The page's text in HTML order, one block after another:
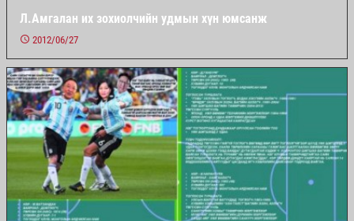
Л.Амгалан их зохиолчийн удмын хүн юмсанж
2012/06/27